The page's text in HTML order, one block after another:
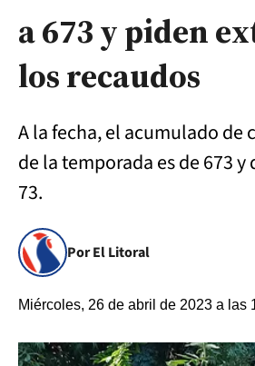
a 673 y piden
los recaudos
A la fecha, el acumulado de
de la temporada es de 673
73.
Por El Litoral
Miércoles, 26 de abril de 2023 a las